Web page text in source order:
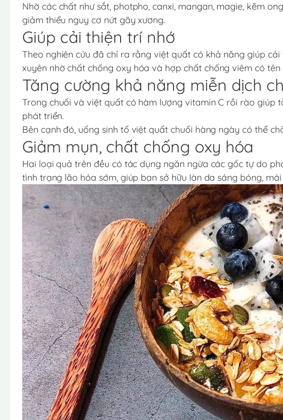
Nhờ các chất như sắt, photpho, canxi, mangan, magie, kẽm
giảm thiểu nguy cơ nứt gãy xương.
Giúp cải thiện trí nhớ
Theo nghiên cứu đã chỉ ra rằng việt quất có khả năng giúp
xuyên nhờ chất chống oxy hóa và hợp chất chống viêm có tên
Tăng cường khả năng miễn dịch
Trong chuối và việt quất có hàm lượng vitamin C rồi rào giúp
phát triển.
Bên cạnh đó, uống sinh tố việt quất chuối hàng ngày có thể
Giảm mụn, chất chống oxy hóa
Hai loại quả trên đều có tác dụng ngăn ngừa các gốc tự do
tình trạng lão hóa sớm, giúp bạn sở hữu làn da sáng bóng,